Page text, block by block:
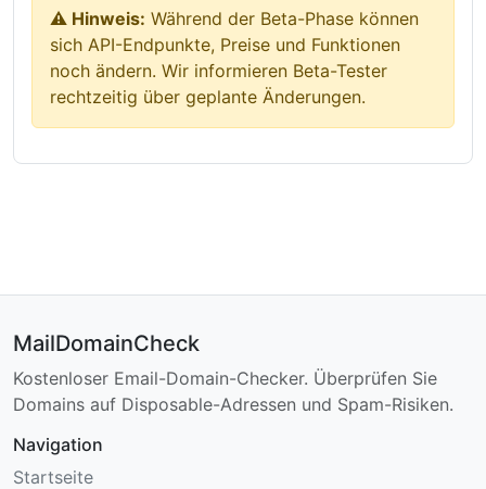
⚠️ Hinweis: Während der Beta-Phase können
sich API-Endpunkte, Preise und Funktionen
noch ändern. Wir informieren Beta-Tester
rechtzeitig über geplante Änderungen.
MailDomainCheck
Kostenloser Email-Domain-Checker. Überprüfen Sie
Domains auf Disposable-Adressen und Spam-Risiken.
Navigation
Startseite